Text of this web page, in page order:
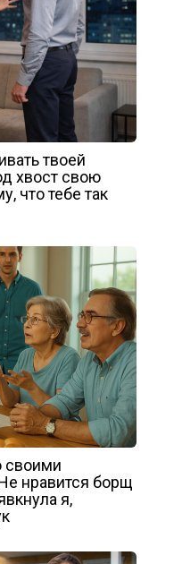
твоей
хвост свою
что тебе так
своими
нравится борщ
я,